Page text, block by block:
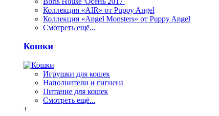
Коллекция «AIR» от Puppy Angel
Коллекция «Angel Monsters» от Puppy Angel
Смотреть ещё...
Кошки
Игрушки для кошек
Наполнители и гигиена
Питание для кошек
Смотреть ещё...
+